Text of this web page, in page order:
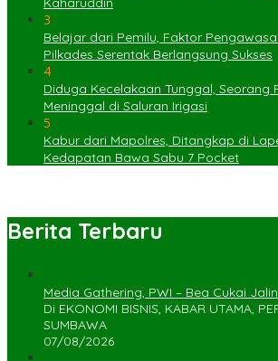
3
Belajar dari Pemilu, Faktor
Pilkades Serentak Berlangsung Sukses
4
Diduga Kecelakaan Tunggal, Seorang
Meninggal di Saluran Irigasi
5
Kabur dari Mapolres, Ditangkap di
Kedapatan Bawa Sabu 7 Pocket
Berita Terbaru
Media Gathering, PWI – Bea Cukai
Di EKONOMI BISNIS, KABAR UTAMA,
SUMBAWA
07/08/2026